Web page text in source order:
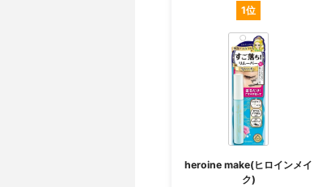
1位
heroine make(ヒロインメイ
ク)